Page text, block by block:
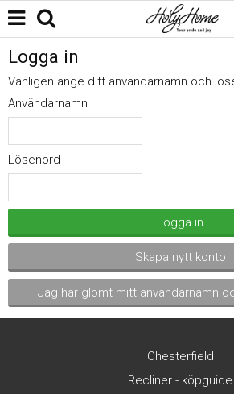
Logga in
Vänligen ange ditt användarnamn och
Användarnamn
Lösenord
Logga in
Skapa nytt konto
Jag har glömt mitt användarnamn
Chesterfield
Recliner - köpguide